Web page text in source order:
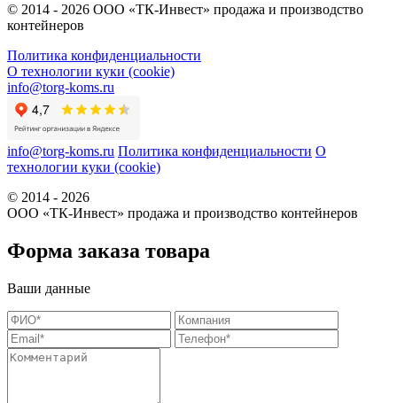
© 2014 - 2026 ООО «ТК-Инвест» продажа и производство
контейнеров
Политика конфиденциальности
О технологии куки (cookie)
info@torg-koms.ru
info@torg-koms.ru Политика конфиденциальности О
технологии куки (cookie)
© 2014 - 2026
ООО «ТК-Инвест» продажа и производство контейнеров
Форма заказа товара
Ваши данные